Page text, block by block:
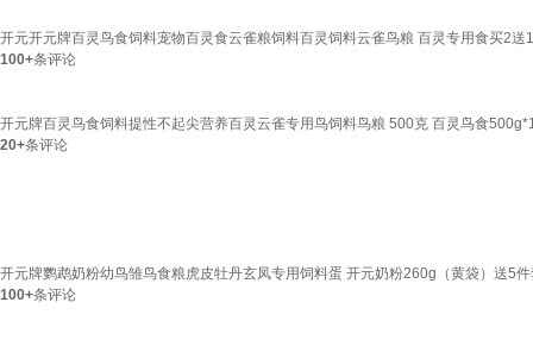
开元开元牌百灵鸟食饲料宠物百灵食云雀粮饲料百灵饲料云雀鸟粮 百灵专用食买2送
100+条评论
开元牌百灵鸟食饲料提性不起尖营养百灵云雀专用鸟饲料鸟粮 500克 百灵鸟食
20+条评论
开元牌鹦鹉奶粉幼鸟雏鸟食粮虎皮牡丹玄凤专用饲料蛋 开元奶粉260g（黄袋）送5
100+条评论